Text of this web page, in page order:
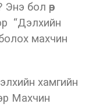
бол өөр
“Дэлхийн
махчин
хамгийн
Махчин